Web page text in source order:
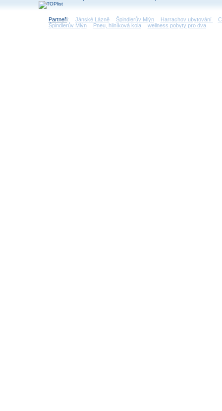
Partneři: Jánské Lázně Špindlerův Mlýn Harrachov ubytování
Špindlerův Mlýn
Pneu, hliníková kola wellness pobyty pro dva